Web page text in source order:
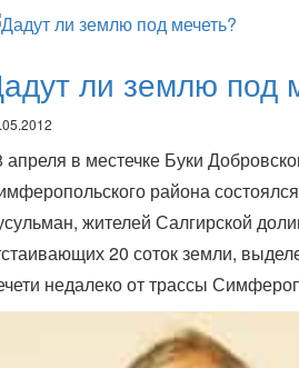
ли землю под
апреля в местечке Буки
района
жителей Салгирской
20 соток земли,
недалеко от трассы